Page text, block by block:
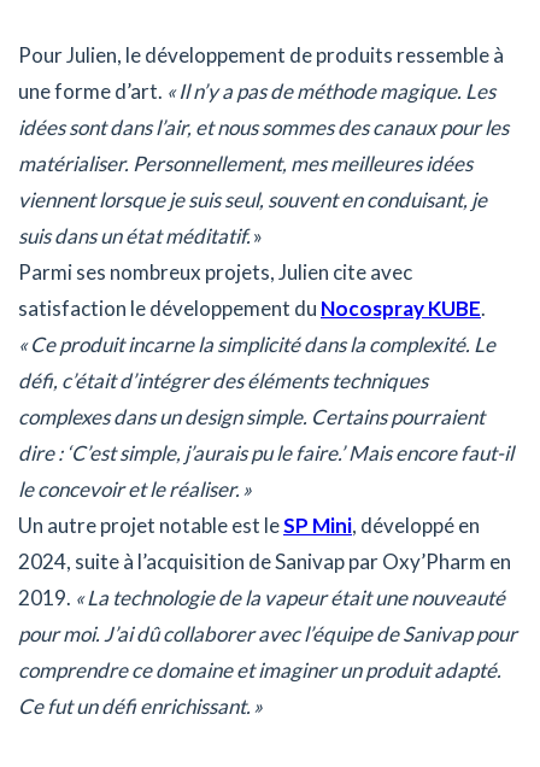
Pour Julien, le développement de produits ressemble à
une forme d’art. « Il n’y a pas de méthode magique. Les
idées sont dans l’air, et nous sommes des canaux pour les
matérialiser. Personnellement, mes meilleures idées
viennent lorsque je suis seul, souvent en conduisant, je
suis dans un état méditatif.»
Parmi ses nombreux projets, Julien cite avec
satisfaction le développement du Nocospray KUBE.
« Ce produit incarne la simplicité dans la complexité. Le
défi, c’était d’intégrer des éléments techniques
complexes dans un design simple. Certains pourraient
dire : ‘C’est simple, j’aurais pu le faire.’ Mais encore faut-il
le concevoir et le réaliser. »
Un autre projet notable est leSP Mini, développé en
2024, suite à l’acquisition de Sanivap par Oxy’Pharm en
2019. « La technologie de la vapeur était une nouveauté
pour moi. J’ai dû collaborer avec l’équipe de Sanivap pour
comprendre ce domaine et imaginer un produit adapté.
Ce fut un défi enrichissant. »